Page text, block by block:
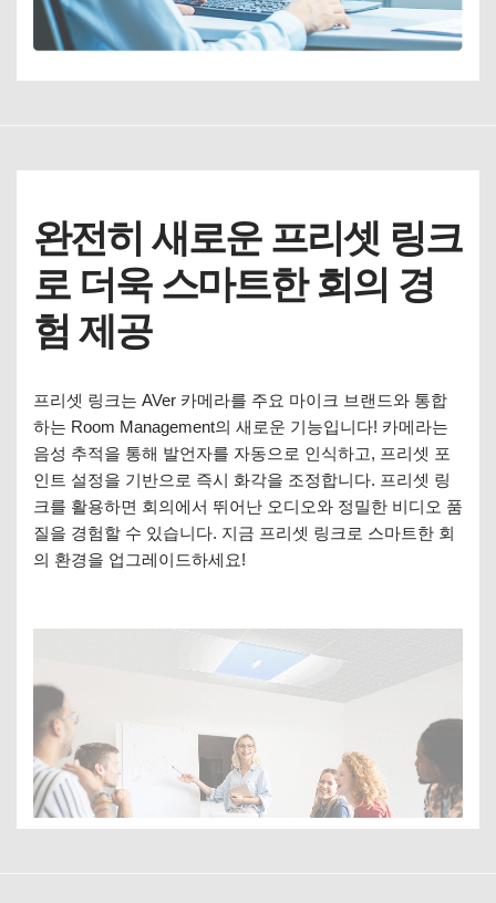
완전히 새로운 프리셋 링크
로 더욱 스마트한 회의 경
험 제공
프리셋 링크는 AVer 카메라를 주요 마이크 브랜드와 통합
하는 Room Management의 새로운 기능입니다! 카메라는
음성 추적을 통해 발언자를 자동으로 인식하고, 프리셋 포
인트 설정을 기반으로 즉시 화각을 조정합니다. 프리셋 링
크를 활용하면 회의에서 뛰어난 오디오와 정밀한 비디오 품
질을 경험할 수 있습니다. 지금 프리셋 링크로 스마트한 회
의 환경을 업그레이드하세요!